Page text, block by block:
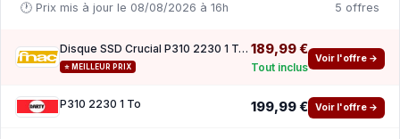
🕐 Prix mis à jour le 08/08/2026 à 16h 5 offres
Disque SSD Crucial P310 2230 1 To Black
⭐ MEILLEUR PRIX
189,99 €
Tout inclus
Voir l'offre →
P310 2230 1 To 199,99 € Voir l'offre →